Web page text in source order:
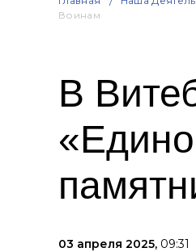
Воинам
В
03 апреля 2025, 09:31